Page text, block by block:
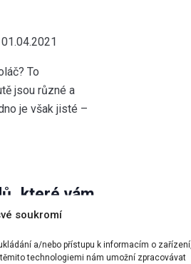
soukromí
a/nebo přístupu k informacím o zařízení,
technologiemi nám umožní zpracovávat
01.04.2021
To
jsou různé a
je však jisté –
které vám
23.03.2021